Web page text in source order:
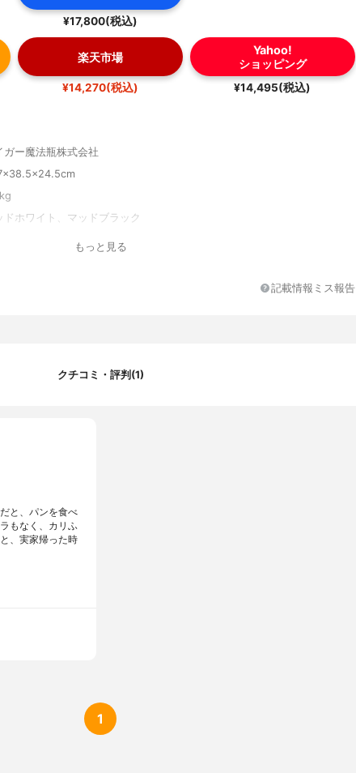
¥17,800(税込)
楽天市場
¥14,270(税込)
Yahoo!
ショッピング
¥14,495(税込)
ガー魔法瓶株式会社
ドホワイト、マッドブラック
もっと見る
記載情報ミス報告
クチコミ・評判(1)
と、パンを食べ
もなく、カリふ
、実家帰った時
1